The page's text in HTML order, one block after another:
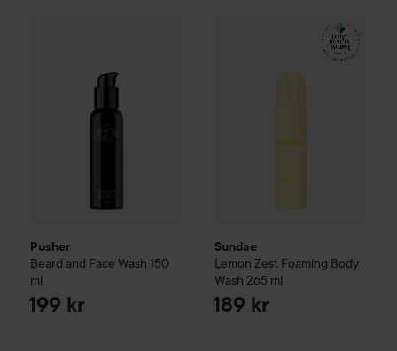
Pusher
Beard and Face Wash 150
ml
199 kr
Sundae
Lemon Zest Foaming Body
Wash 265 ml
189 kr
Lemon Zest Foaming